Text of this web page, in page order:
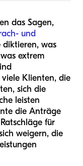
das Sagen,
und
diktieren, was
extrem
Klienten, die
sich die
leisten
die Anträge
für
weigern, die